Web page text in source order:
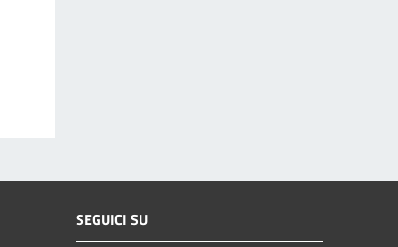
SEGUICI SU